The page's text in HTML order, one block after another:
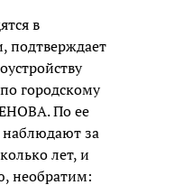
в
подтверждает
городскому
По ее
наблюдают за
лет, и
необратим: